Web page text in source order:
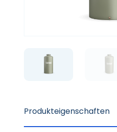
Produkteigenschaften